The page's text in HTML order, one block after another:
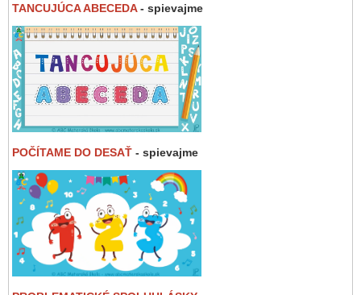
TANCUJÚCA ABECEDA- spievajme
POČÍTAME DO DESAŤ - spievajme